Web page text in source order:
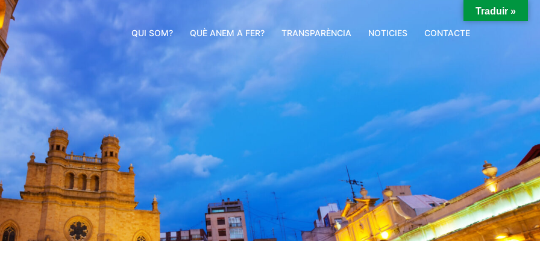
QUI SOM? QUÈ ANEM A FER? TRANSPARÈNCIA NOTICIES CONTACTE
Traduir »